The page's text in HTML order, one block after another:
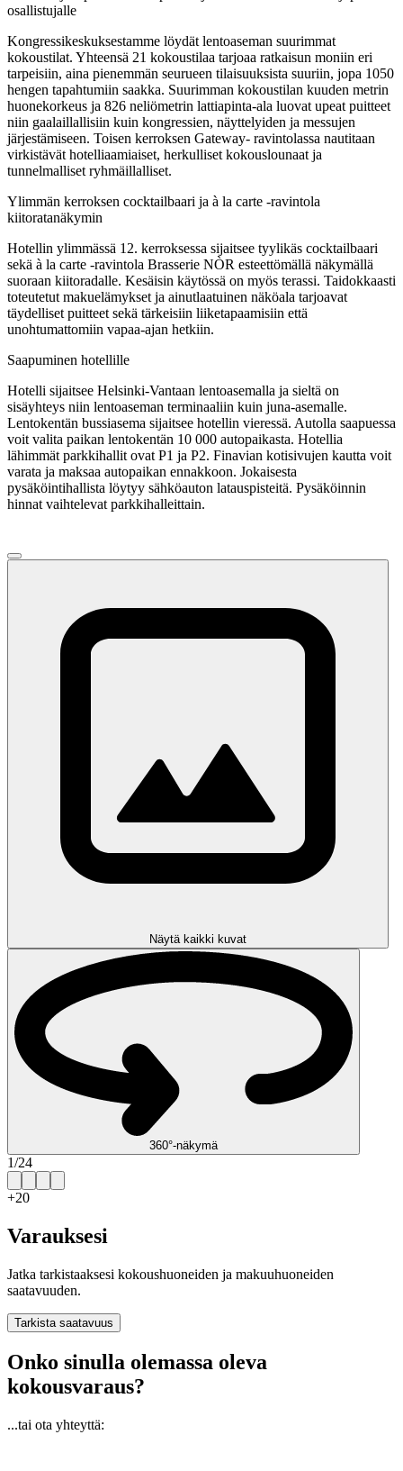
osallistujalle
Kongressikeskuksestamme löydät lentoaseman suurimmat
kokoustilat. Yhteensä 21 kokoustilaa tarjoaa ratkaisun moniin eri
tarpeisiin, aina pienemmän seurueen tilaisuuksista suuriin, jopa 1050
hengen tapahtumiin saakka. Suurimman kokoustilan kuuden metrin
huonekorkeus ja 826 neliömetrin lattiapinta-ala luovat upeat puitteet
niin gaalaillallisiin kuin kongressien, näyttelyiden ja messujen
järjestämiseen. Toisen kerroksen Gateway- ravintolassa nautitaan
virkistävät hotelliaamiaiset, herkulliset kokouslounaat ja
tunnelmalliset ryhmäillalliset.
Ylimmän kerroksen cocktailbaari ja à la carte -ravintola
kiitoratanäkymin
Hotellin ylimmässä 12. kerroksessa sijaitsee tyylikäs cocktailbaari
sekä à la carte -ravintola Brasserie NÒR esteettömällä näkymällä
suoraan kiitoradalle. Kesäisin käytössä on myös terassi. Taidokkaasti
toteutetut makuelämykset ja ainutlaatuinen näköala tarjoavat
täydelliset puitteet sekä tärkeisiin liiketapaamisiin että
unohtumattomiin vapaa-ajan hetkiin.
Saapuminen hotellille
Hotelli sijaitsee Helsinki-Vantaan lentoasemalla ja sieltä on
sisäyhteys niin lentoaseman terminaaliin kuin juna-asemalle.
Lentokentän bussiasema sijaitsee hotellin vieressä. Autolla saapuessa
voit valita paikan lentokentän 10 000 autopaikasta. Hotellia
lähimmät parkkihallit ovat P1 ja P2. Finavian kotisivujen kautta voit
varata ja maksaa autopaikan ennakkoon. Jokaisesta
pysäköintihallista löytyy sähköauton latauspisteitä. Pysäköinnin
hinnat vaihtelevat parkkihalleittain.
Näytä kaikki kuvat
360°-näkymä
1/24
+20
Varauksesi
Jatka tarkistaaksesi kokoushuoneiden ja makuuhuoneiden
saatavuuden.
Tarkista saatavuus
Onko sinulla olemassa oleva
kokousvaraus?
...tai ota yhteyttä: